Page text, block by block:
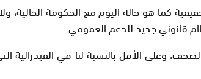
كما هو حاله اليوم مع الحكومة
قانوني جديد للدعم العمومي.
وعلى الأقل بالنسبة لنا في الفيدرالية